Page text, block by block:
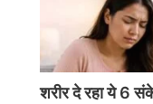
शरीर दे रहा ये 6